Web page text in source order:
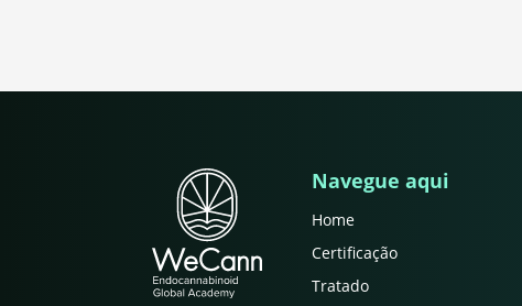
Navegue aqui
Home
Certificação
Tratado